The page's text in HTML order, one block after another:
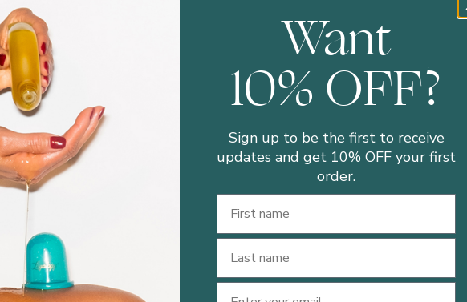
Want
10% OFF?
Sign up to be the first to receive
updates and get 10% OFF your first
order.